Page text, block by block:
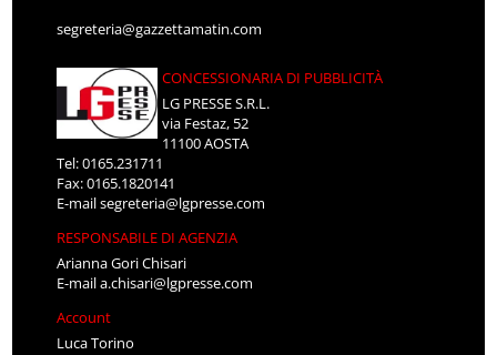
segreteria@gazzettamatin.com
CONCESSIONARIA DI PUBBLICITÀ
LG PRESSE S.R.L.
via Festaz, 52
11100 AOSTA
Tel: 0165.231711
Fax: 0165.1820141
E-mailsegreteria@lgpresse.com
RESPONSABILE DI AGENZIA
Arianna Gori Chisari
E-maila.chisari@lgpresse.com
Account
Luca Torino